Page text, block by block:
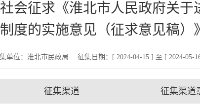
会征求《淮北市人民政府关
制度的实施意见（征求意见稿）
单位：淮北市民政局 征集日期：[ 2024-04-15 ] 至 [ 2024-05-
征集渠道 征集渠道